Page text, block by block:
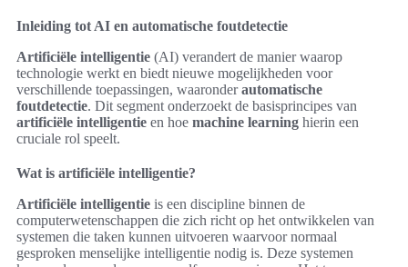
Inleiding tot AI en automatische foutdetectie
Artificiële intelligentie (AI) verandert de manier waarop
technologie werkt en biedt nieuwe mogelijkheden voor
verschillende toepassingen, waaronderautomatische
foutdetectie. Dit segment onderzoekt de basisprincipes van
artificiële intelligentie en hoe machine learning hierin een
cruciale rol speelt.
Wat is artificiële intelligentie?
Artificiële intelligentie is een discipline binnen de
computerwetenschappen die zich richt op het ontwikkelen van
systemen die taken kunnen uitvoeren waarvoor normaal
gesproken menselijke intelligentie nodig is. Deze systemen